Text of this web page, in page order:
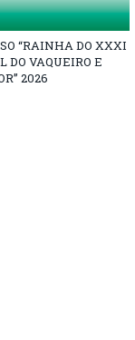
“RAINHA DO XXXI
DO VAQUEIRO E
2026